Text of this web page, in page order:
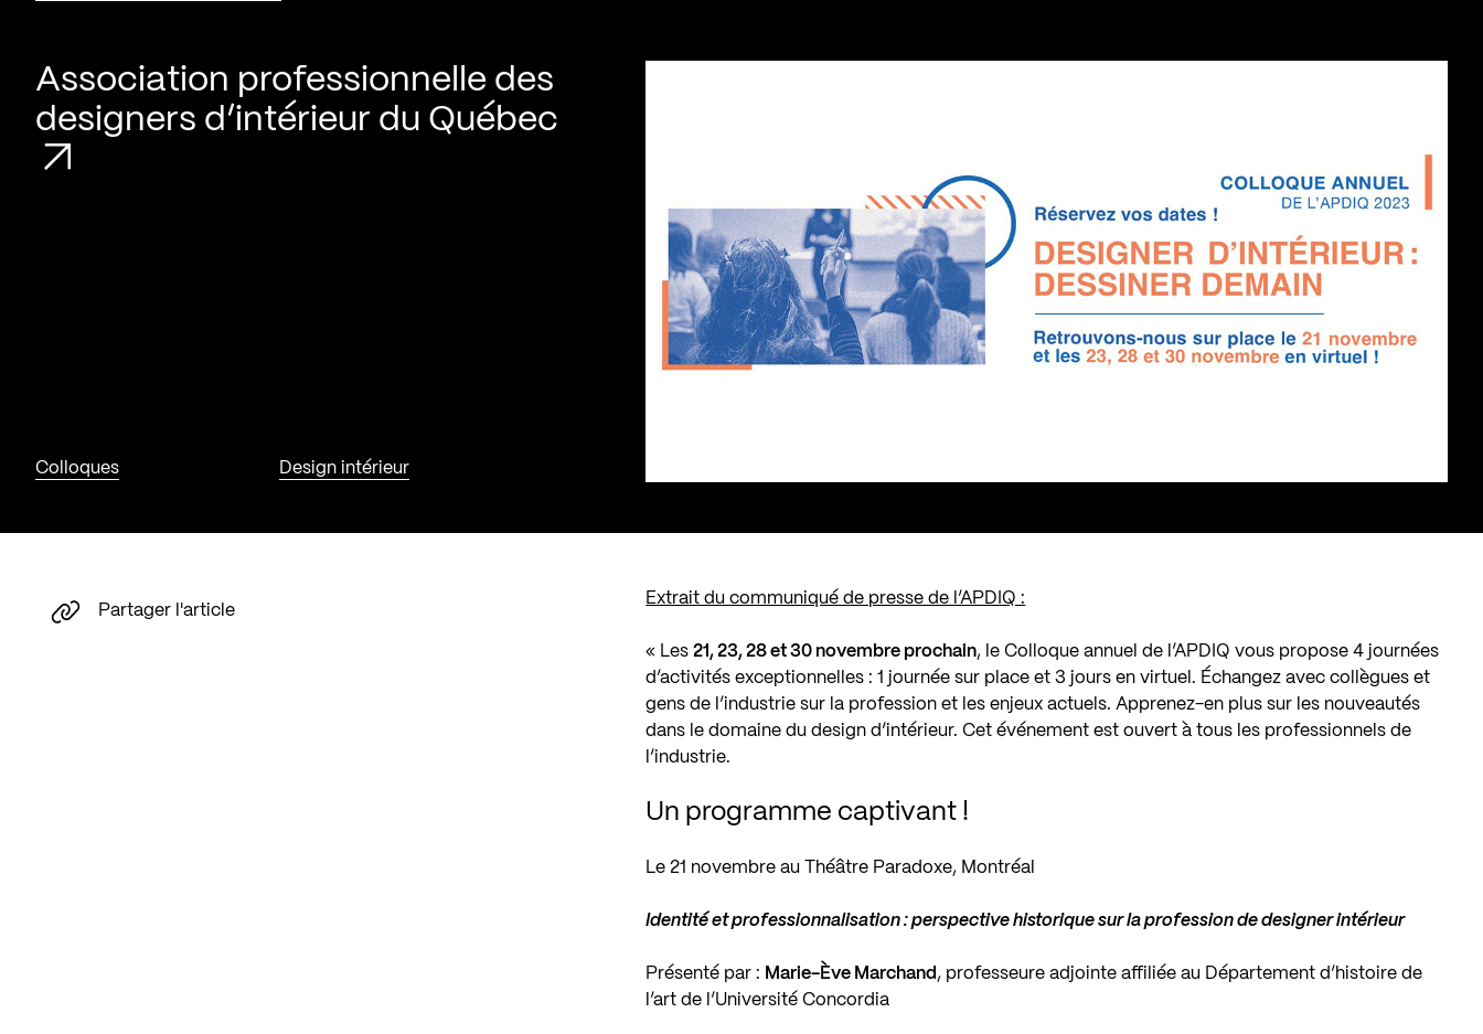
Association professionnelle des
designers d’intérieur du Québec
Colloques Design intérieur
Extrait du communiqué de presse de l’APDIQ :
« Les21, 23, 28 et 30 novembre prochain, le Colloque annuel de l’APDIQ vous propose 4 journées
d’activités exceptionnelles : 1 journée sur place et 3 jours en virtuel. Échangez avec collègues et
gens de l’industrie sur la profession et les enjeux actuels. Apprenez-en plus sur les nouveautés
dans le domaine du design d’intérieur. Cet événement est ouvert à tous les professionnels de
l’industrie.
Un programme captivant !
Le 21 novembre au Théâtre Paradoxe, Montréal
Identité et professionnalisation : perspective historique sur la profession de designer intérieur
Présenté par : Marie-Ève Marchand , professeure adjointe affiliée au Département d’histoire de
l’art de l’Université Concordia
Partager l'article